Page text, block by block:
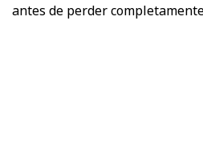
antes de perder